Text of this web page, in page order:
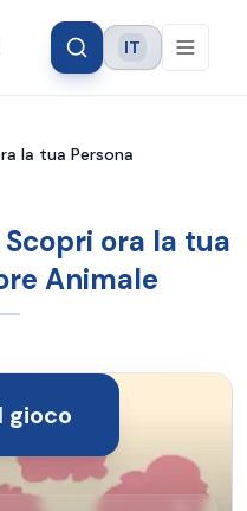
Language
IT
la tua Persona
Scopri ora la tua
Animale
gioco